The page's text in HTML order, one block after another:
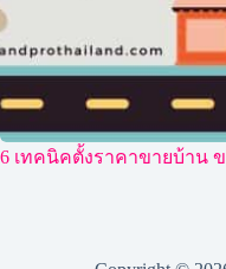
6 เทคนิคตั้งราคาขายบ้าน